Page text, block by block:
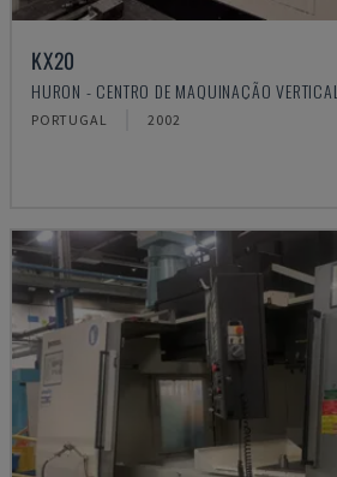
KX20
HURON - CENTRO DE MAQUINAÇÃO VERTICAL
PORTUGAL 2002